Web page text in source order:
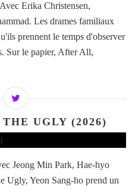
Erika Christensen,
Les drames familiaux
prennent le temps d'observer
Sur le papier, After All,
UGLY (2026)
Jeong Min Park, Hae-hyo
Yeon Sang-ho prend un